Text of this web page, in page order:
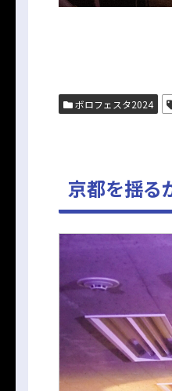
ボロフェスタ2024
京都を揺る